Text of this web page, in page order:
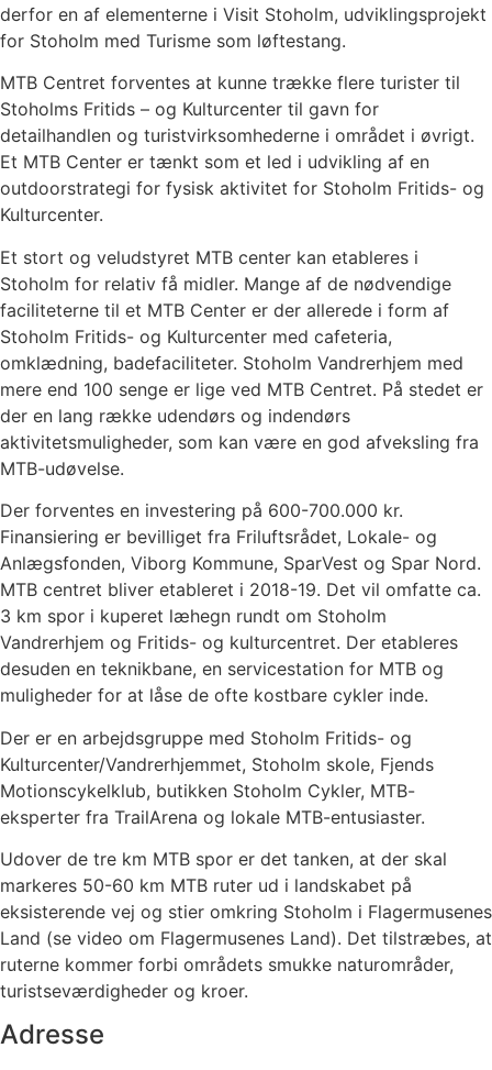
derfor en af elementerne i Visit Stoholm, udviklingsprojekt
for Stoholm med Turisme som løftestang.
MTB Centret forventes at kunne trække flere turister til
Stoholms Fritids – og Kulturcenter til gavn for
detailhandlen og turistvirksomhederne i området i øvrigt.
Et MTB Center er tænkt som et led i udvikling af en
outdoorstrategi for fysisk aktivitet for Stoholm Fritids- og
Kulturcenter.
Et stort og veludstyret MTB center kan etableres i
Stoholm for relativ få midler. Mange af de nødvendige
faciliteterne til et MTB Center er der allerede i form af
Stoholm Fritids- og Kulturcenter med cafeteria,
omklædning, badefaciliteter. Stoholm Vandrerhjem med
mere end 100 senge er lige ved MTB Centret. På stedet er
der en lang række udendørs og indendørs
aktivitetsmuligheder, som kan være en god afveksling fra
MTB-udøvelse.
Der forventes en investering på 600-700.000 kr.
Finansiering er bevilliget fra Friluftsrådet, Lokale- og
Anlægsfonden, Viborg Kommune, SparVest og Spar Nord.
MTB centret bliver etableret i 2018-19. Det vil omfatte ca.
3 km spor i kuperet læhegn rundt om Stoholm
Vandrerhjem og Fritids- og kulturcentret. Der etableres
desuden en teknikbane, en servicestation for MTB og
muligheder for at låse de ofte kostbare cykler inde.
Der er en arbejdsgruppe med Stoholm Fritids- og
Kulturcenter/Vandrerhjemmet, Stoholm skole, Fjends
Motionscykelklub, butikken Stoholm Cykler, MTB-
eksperter fra TrailArena og lokale MTB-entusiaster.
Udover de tre km MTB spor er det tanken, at der skal
markeres 50-60 km MTB ruter ud i landskabet på
eksisterende vej og stier omkring Stoholm i Flagermusenes
Land (se video om Flagermusenes Land). Det tilstræbes, at
ruterne kommer forbi områdets smukke naturområder,
turistseværdigheder og kroer.
Adresse